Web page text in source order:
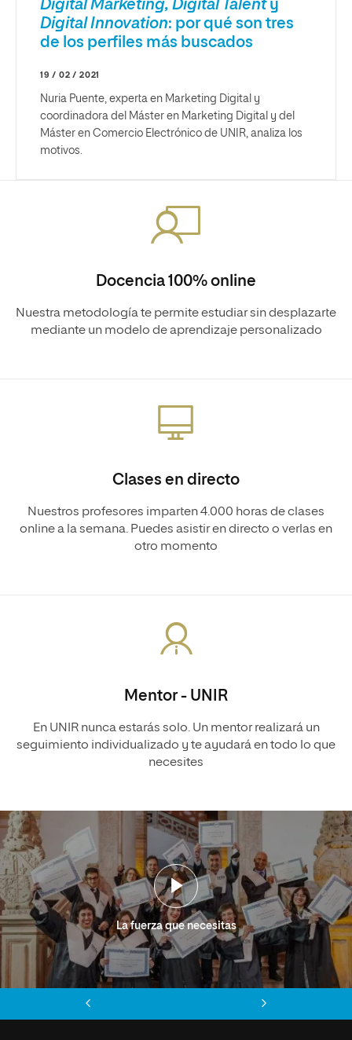
Digital Marketing, Digital Talenty
Digital Innovation: por qué son tres
de los perfiles más buscados
19 / 02 / 2021
Nuria Puente, experta en Marketing Digital y
coordinadora del Máster en Marketing Digital y del
Máster en Comercio Electrónico de UNIR, analiza los
motivos.
Docencia 100% online
Nuestra metodología te permite estudiar sin desplazarte
mediante un modelo de aprendizaje personalizado
Clases en directo
Nuestros profesores imparten 4.000 horas de clases
online a la semana. Puedes asistir en directo o verlas en
otro momento
Mentor - UNIR
En UNIR nunca estarás solo. Un mentor realizará un
seguimiento individualizado y te ayudará en todo lo que
necesites
La fuerza que necesitas